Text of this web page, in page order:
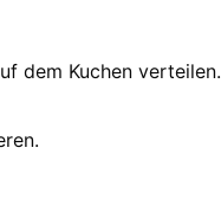
dem Kuchen verteilen.